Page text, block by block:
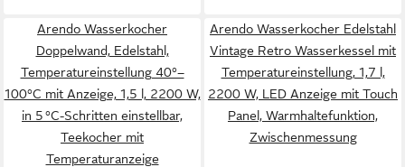
Arendo Wasserkocher
Doppelwand, Edelstahl,
Temperatureinstellung 40°–
100°C mit Anzeige, 1,5 l, 2200 W,
in 5 °C-Schritten einstellbar,
Teekocher mit
Temperaturanzeige
Arendo Wasserkocher Edelstahl
Vintage Retro Wasserkessel mit
Temperatureinstellung, 1,7 l,
2200 W, LED Anzeige mit Touch
Panel, Warmhaltefunktion,
Zwischenmessung